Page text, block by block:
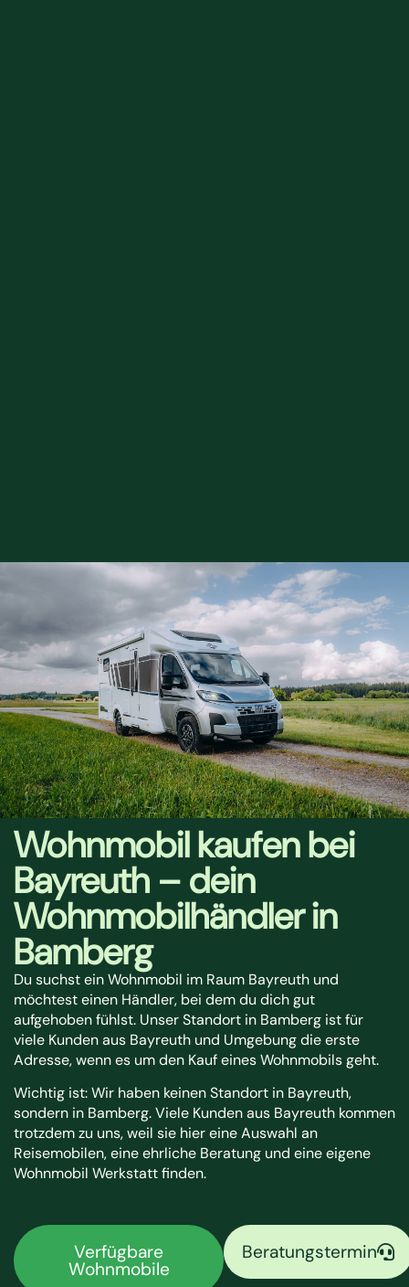
Wohnmobil kaufen bei
Bayreuth – dein
Wohnmobilhändler in
Bamberg
Du suchst ein Wohnmobil im Raum Bayreuth und
möchtest einen Händler, bei dem du dich gut
aufgehoben fühlst. Unser Standort in Bamberg ist für
viele Kunden aus Bayreuth und Umgebung die erste
Adresse, wenn es um den Kauf eines Wohnmobils geht.
Wichtig ist: Wir haben keinen Standort in Bayreuth,
sondern in Bamberg. Viele Kunden aus Bayreuth kommen
trotzdem zu uns, weil sie hier eine Auswahl an
Reisemobilen, eine ehrliche Beratung und eine eigene
Wohnmobil Werkstatt finden.
Verfügbare
Wohnmobile
Beratungstermin